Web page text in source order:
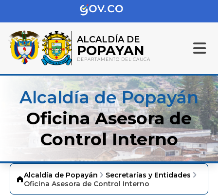
ALCALDÍA DE
POPAYAN
DEPARTAMENTO DEL CAUCA
Alcaldía de Popayán
Oficina Asesora de
Control Interno
Alcaldía de Popayán
Secretarías y Entidades
Oficina Asesora de Control Interno